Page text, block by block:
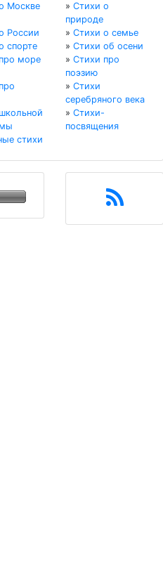
Москве » Стихи о
природе
России » Стихи о семье
спорте » Стихи об осени
море » Стихи про
поэзию
» Стихи
серебряного века
» Стихи-
посвящения
стихи